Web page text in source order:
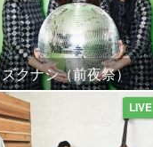
ズクナシ（前夜祭）
LIVE